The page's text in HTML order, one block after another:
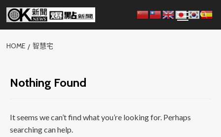
Skip
content
Menu
HOME 智慧宅
Nothing Found
It seems we can’t find what you’re looking for. Perhaps
searching can help.